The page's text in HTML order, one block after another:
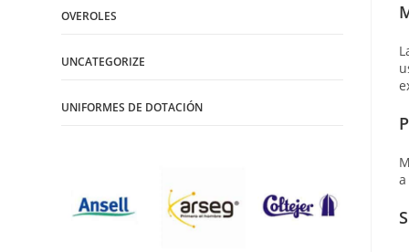
OVEROLES
UNCATEGORIZE
UNIFORMES DE DOTACIÓN